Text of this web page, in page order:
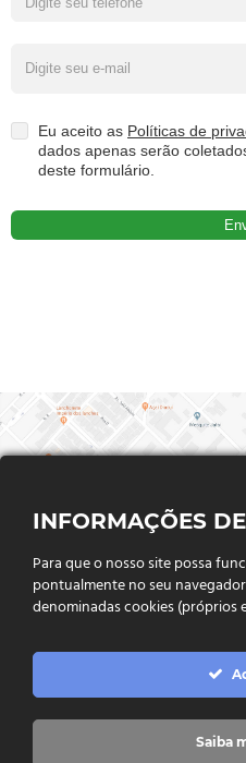
Eu aceito as Políticas de
dados apenas serão
deste formulário.
FALE CONOSCO
Endereço:Rua Said Abdalla,
75802-035, Jataí - GO
(64) 3632 - 2070
INFORMAÇÕES
Para que o nosso site possa
pontualmente no seu
denominadas cookies (próprios
Saiba